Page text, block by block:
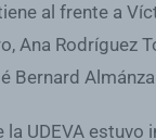
al frente a
Ana
Bernard
UDEVA